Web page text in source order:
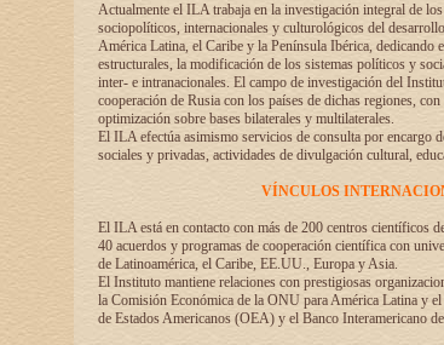
Actualmente el ILA trabaja en la investigación integral de
sociopolíticos, internacionales y culturológicos del
América Latina, el Caribe y la Península Ibérica, dedicando
estructurales, la modificación de los sistemas políticos y
inter- e intranacionales. El campo de investigación del
cooperación de Rusia con los países de dichas regiones,
optimización sobre bases bilaterales y multilaterales.
El ILA efectúa asimismo servicios de consulta por encargo
sociales y privadas, actividades de divulgación cultural,
VÍNCULOS
El ILA está en contacto con más de 200 centros científicos
40 acuerdos y programas de cooperación científica con
de Latinoamérica, el Caribe, EE.UU., Europa y Asia.
El Instituto mantiene relaciones con prestigiosas
la Comisión Económica de la ONU para América Latina y
de Estados Americanos (OEA) y el Banco Interamericano